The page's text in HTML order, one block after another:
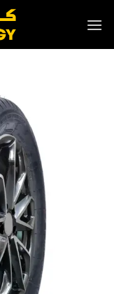
للمحتوى